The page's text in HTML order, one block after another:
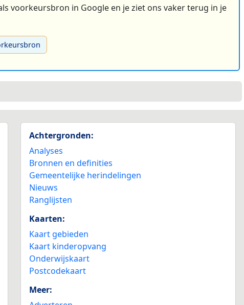
voorkeursbron in Google en je ziet ons vaker terug in je
Achtergronden:
Analyses
Bronnen en definities
Gemeentelijke herindelingen
Nieuws
Ranglijsten
Kaarten:
Kaart gebieden
Kaart kinderopvang
Onderwijskaart
Postcodekaart
Meer: